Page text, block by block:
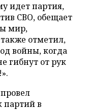
идет партия,
СВО, обещает
мир,
отметил,
войны, когда
гибнут от рук
партий в